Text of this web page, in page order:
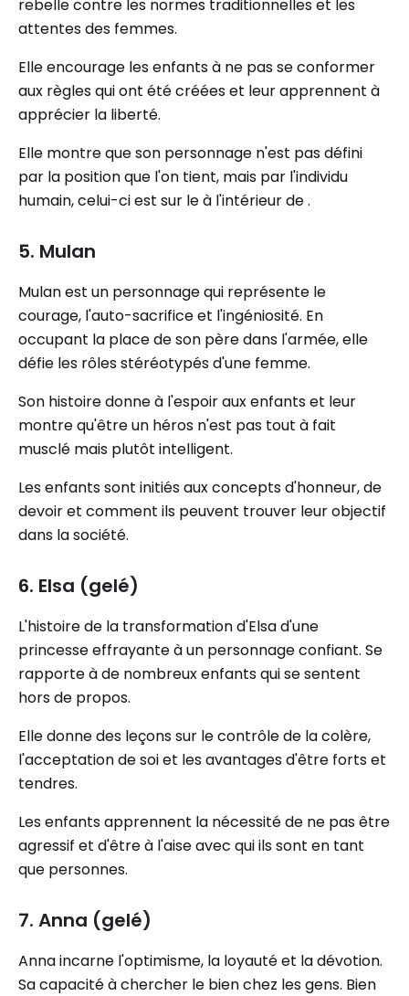
rebelle contre les normes traditionnelles et les
attentes des femmes.
Elle encourage les enfants à ne pas se conformer
aux règles qui ont été créées et leur apprennent à
apprécier la liberté.
Elle montre que son personnage n'est pas défini
par la position que l'on tient, mais par l'individu
humain, celui-ci est sur le à l'intérieur de .
5. Mulan
Mulan est un personnage qui représente le
courage, l'auto-sacrifice et l'ingéniosité. En
occupant la place de son père dans l'armée, elle
défie les rôles stéréotypés d'une femme.
Son histoire donne à l'espoir aux enfants et leur
montre qu'être un héros n'est pas tout à fait
musclé mais plutôt intelligent.
Les enfants sont initiés aux concepts d'honneur, de
devoir et comment ils peuvent trouver leur objectif
dans la société.
6. Elsa (gelé)
L'histoire de la transformation d'Elsa d'une
princesse effrayante à un personnage confiant. Se
rapporte à de nombreux enfants qui se sentent
hors de propos.
Elle donne des leçons sur le contrôle de la colère,
l'acceptation de soi et les avantages d'être forts et
tendres.
Les enfants apprennent la nécessité de ne pas être
agressif et d'être à l'aise avec qui ils sont en tant
que personnes.
7. Anna (gelé)
Anna incarne l'optimisme, la loyauté et la dévotion.
Sa capacité à chercher le bien chez les gens. Bien